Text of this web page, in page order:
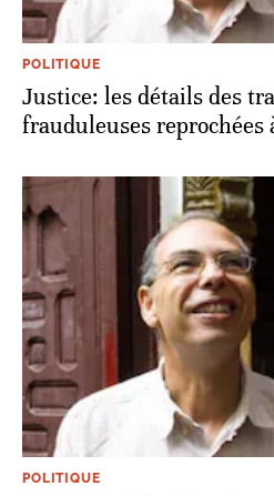
POLITIQUE
Justice: les détails des
frauduleuses
POLITIQUE